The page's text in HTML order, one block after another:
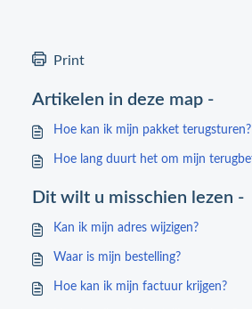
Print
Artikelen in deze map -
Hoe kan ik mijn pakket terugsturen?
Hoe lang duurt het om mijn
Dit wilt u misschien lezen -
Kan ik mijn adres wijzigen?
Waar is mijn bestelling?
Hoe kan ik mijn factuur krijgen?